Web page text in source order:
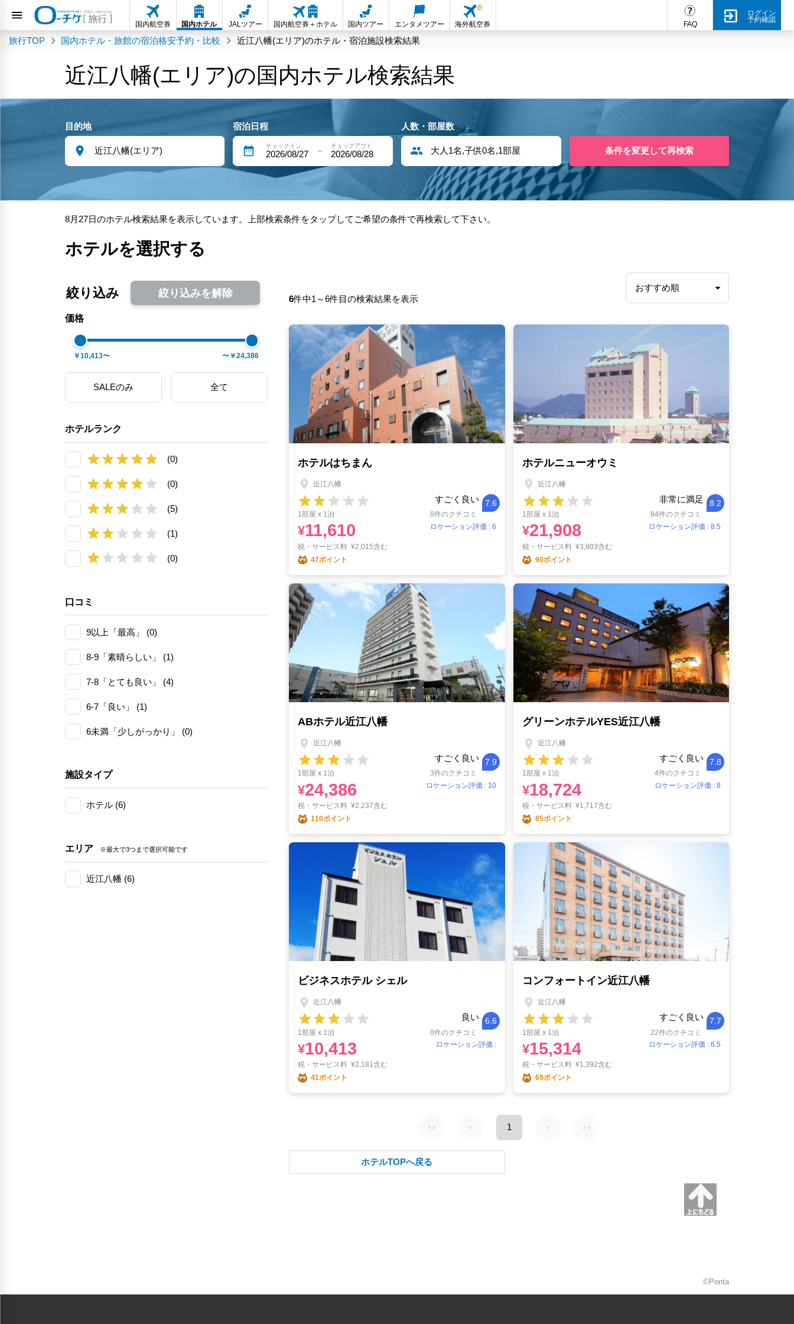
FAQ
ログイン
予約確認
国内航空券 国内ホテル JALツアー 国内航空券＋ホテル 国内ツアー エンタメツアー 海外航空券
旅行TOP 国内ホテル・旅館の宿泊格安予約・比較 近江八幡(エリア)のホテル・宿泊施設検索結果
近江八幡(エリア)の国内ホテル検索結果
目的地 宿泊日程
チェックイン
2026/08/27
チェックアウト
2026/08/28
人数・部屋数
大人1名,子供0名,1部屋 条件を変更して再検索
8月27日のホテル検索結果を表示しています。上部検索条件をタップしてご希望の条件で再検索して下さい。
ホテルを選択する
絞り込み 絞り込みを解除
価格
￥10,413〜 〜￥24,386
SALEのみ 全て
ホテルランク
(0)
(0)
(5)
(1)
(0)
口コミ
9以上「最高」 (0)
8-9「素晴らしい」 (1)
7-8「とても良い」 (4)
6-7「良い」 (1)
6未満「少しがっかり」 (0)
施設タイプ
ホテル (6)
エリア ※最大で3つまで選択可能です
近江八幡 (6)
6件中1～6件目の検索結果を表示
ホテルはちまん
近江八幡
すごく良い 7.6
1部屋 x 1泊
8件のクチコミ
ロケーション評価 : 6
¥11,610
税・サービス料 ¥2,015含む
47ポイント
ホテルニューオウミ
近江八幡
非常に満足 8.2
1部屋 x 1泊
84件のクチコミ
ロケーション評価 : 8.5
¥21,908
税・サービス料 ¥3,803含む
90ポイント
ABホテル近江八幡
近江八幡
すごく良い 7.9
1部屋 x 1泊
3件のクチコミ
ロケーション評価 : 10
¥24,386
税・サービス料 ¥2,237含む
110ポイント
グリーンホテルYES近江八幡
近江八幡
すごく良い 7.8
1部屋 x 1泊
4件のクチコミ
ロケーション評価 : 8
¥18,724
税・サービス料 ¥1,717含む
85ポイント
ビジネスホテル シェル
近江八幡
良い 6.6
1部屋 x 1泊
0件のクチコミ
ロケーション評価 :
¥10,413
税・サービス料 ¥2,181含む
41ポイント
コンフォートイン近江八幡
近江八幡
すごく良い 7.7
1部屋 x 1泊
22件のクチコミ
ロケーション評価 : 6.5
¥15,314
税・サービス料 ¥1,392含む
69ポイント
1
ホテルTOPへ戻る
©Ponta